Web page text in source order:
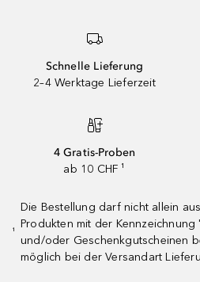
Schnelle Lieferung
2–4 Werktage Lieferzeit
4 Gratis-Proben
ab 10 CHF ¹
¹
Die Bestellung darf nicht allein
Produkten mit der Kennzeichnung
und/oder Geschenkgutscheinen
möglich bei der Versandart